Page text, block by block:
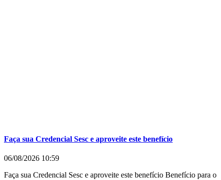
Faça sua Credencial Sesc e aproveite este benefício
06/08/2026 10:59
Faça sua Credencial Sesc e aproveite este benefício Benefício para o